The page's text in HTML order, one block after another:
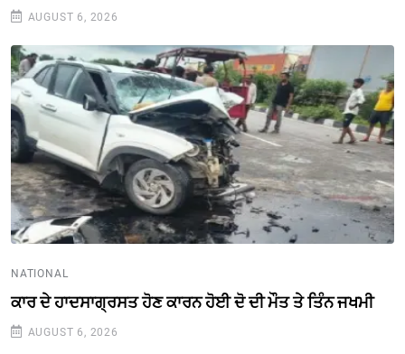
AUGUST 6, 2026
NATIONAL
ਕਾਰ ਦੇ ਹਾਦਸਾਗ੍ਰਸਤ ਹੋਣ ਕਾਰਨ ਹੋਈ ਦੋ ਦੀ ਮੌਤ ਤੇ ਤਿੰਨ ਜਖਮੀ
AUGUST 6, 2026